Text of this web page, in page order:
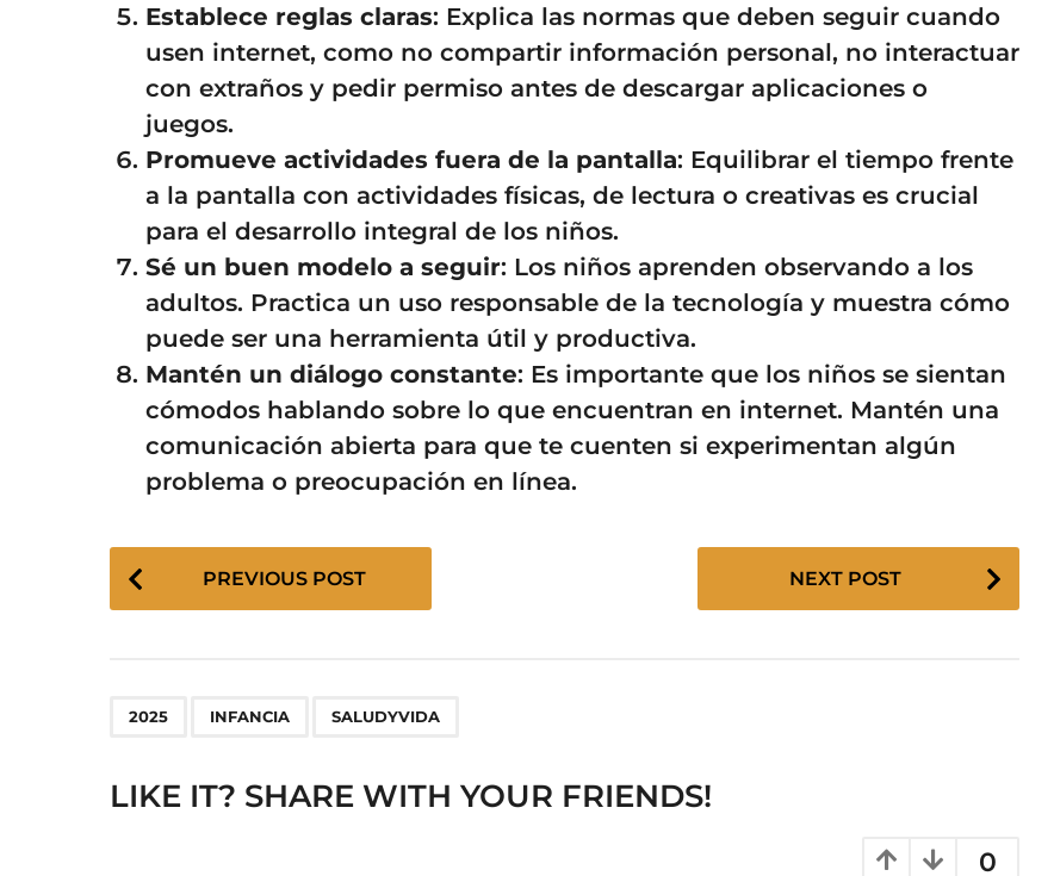
Establece reglas claras: Explica las normas que deben seguir cuando
usen internet, como no compartir información personal, no interactuar
con extraños y pedir permiso antes de descargar aplicaciones o
juegos.
Promueve actividades fuera de la pantalla: Equilibrar el tiempo frente
a la pantalla con actividades físicas, de lectura o creativas es crucial
para el desarrollo integral de los niños.
Sé un buen modelo a seguir: Los niños aprenden observando a los
adultos. Practica un uso responsable de la tecnología y muestra cómo
puede ser una herramienta útil y productiva.
Mantén un diálogo constante: Es importante que los niños se sientan
cómodos hablando sobre lo que encuentran en internet. Mantén una
comunicación abierta para que te cuenten si experimentan algún
problema o preocupación en línea.
P
i
n
PREVIOUS POST NEXT POST
2025 INFANCIA SALUDYVIDA
LIKE IT? SHARE WITH YOUR FRIENDS!
0